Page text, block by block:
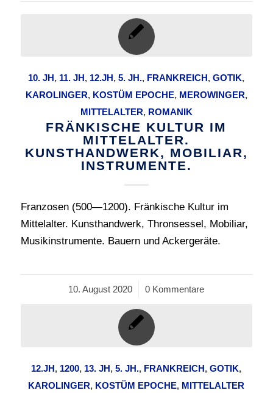
10. JH, 11. JH, 12.JH,5. JH., FRANKREICH,GOTIK,
KAROLINGER, KOSTÜM EPOCHE, MEROWINGER,
MITTELALTER, ROMANIK
FRÄNKISCHE KULTUR IM
MITTELALTER.
KUNSTHANDWERK, MOBILIAR,
INSTRUMENTE.
Franzosen (500—1200). Fränkische Kultur im
Mittelalter. Kunsthandwerk, Thronsessel, Mobiliar,
Musikinstrumente. Bauern und Ackergeräte.
10. August 2020
/ 0 Kommentare
12.JH, 1200, 13. JH,5. JH., FRANKREICH,GOTIK,
KAROLINGER, KOSTÜM EPOCHE, MITTELALTER